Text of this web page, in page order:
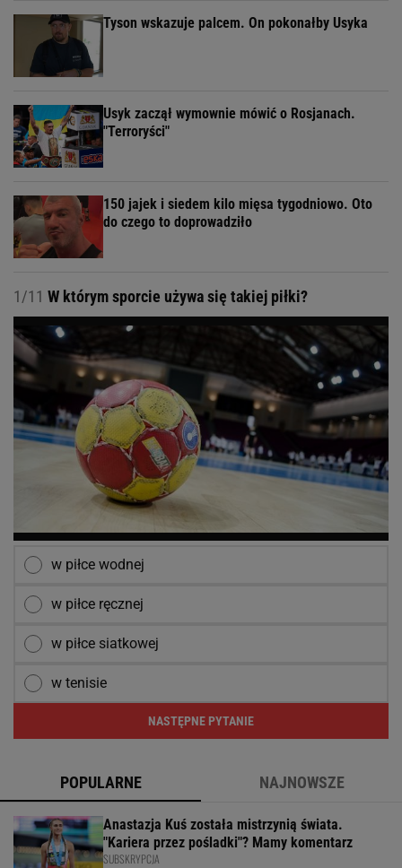
Tyson wskazuje palcem. On pokonałby Usyka
Usyk zaczął wymownie mówić o Rosjanach.
"Terroryści"
150 jajek i siedem kilo mięsa tygodniowo. Oto
do czego to doprowadziło
1/11 W którym sporcie używa się takiej piłki?
w piłce wodnej
w piłce ręcznej
w piłce siatkowej
w tenisie
NASTĘPNE PYTANIE
POPULARNE NAJNOWSZE
Anastazja Kuś została mistrzynią świata.
"Kariera przez pośladki"? Mamy komentarz
SUBSKRYPCJA